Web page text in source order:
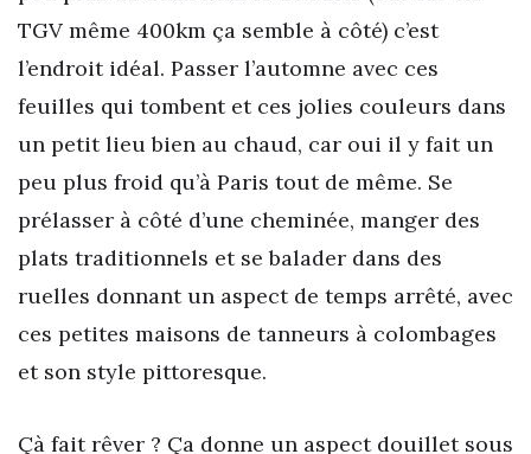
TGV même 400km ça semble à côté) c’est
l’endroit idéal. Passer l’automne avec ces
feuilles qui tombent et ces jolies couleurs dans
un petit lieu bien au chaud, car oui il y fait un
peu plus froid qu’à Paris tout de même. Se
prélasser à côté d’une cheminée, manger des
plats traditionnels et se balader dans des
ruelles donnant un aspect de temps arrêté, avec
ces petites maisons de tanneurs à colombages
et son style pittoresque.
Çà fait rêver ? Ça donne un aspect douillet sous